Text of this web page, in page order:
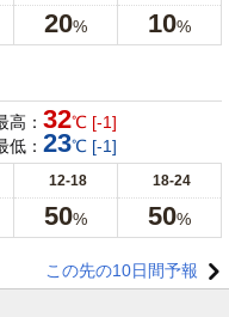
20% 10%
高： 32℃ [-1]
低： 23℃ [-1]
12-18 18-24
50% 50%
この先の10日間予報